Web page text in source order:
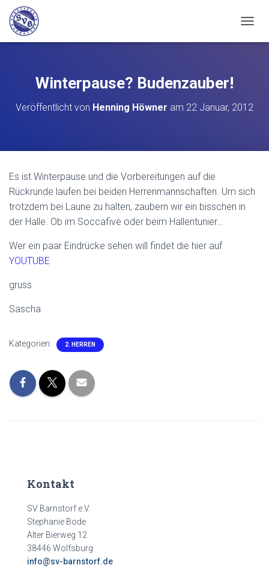
A
H
Winterpause? Budenzauber!
Veröffentlicht von Henning Höwner am 22 Januar, 2012
Es ist Winterpause und die Vorbereitungen auf die
Rückrunde laufen bei beiden Herrenmannschaften. Um sich
trotzdem bei Laune zu halten, zaubern wir ein bisschen in
der Halle. Ob im Soccafive oder beim Hallentunier…
Wer ein paar Eindrücke sehen will findet die hier auf
YOUTUBE
gruss
Sascha
Kategorien: 2. HERREN
Kontakt
SV Barnstorf e.V.
Stephanie Bode
Alter Bierweg 12
38446 Wolfsburg
info@sv-barnstorf.de